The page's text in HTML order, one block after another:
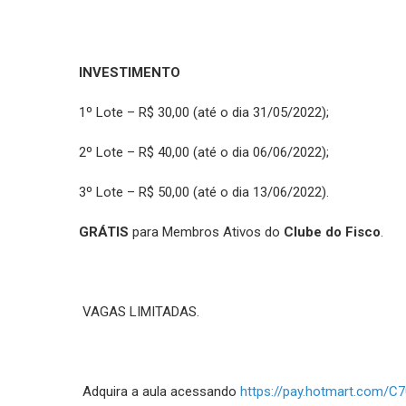
INVESTIMENTO
1º Lote – R$ 30,00 (até o dia 31/05/2022);
2º Lote – R$ 40,00 (até o dia 06/06/2022);
3º Lote – R$ 50,00 (até o dia 13/06/2022).
GRÁTIS para Membros Ativos do Clube do Fisco.
VAGAS LIMITADAS.
Adquira a aula acessando https://pay.hotmart.com/